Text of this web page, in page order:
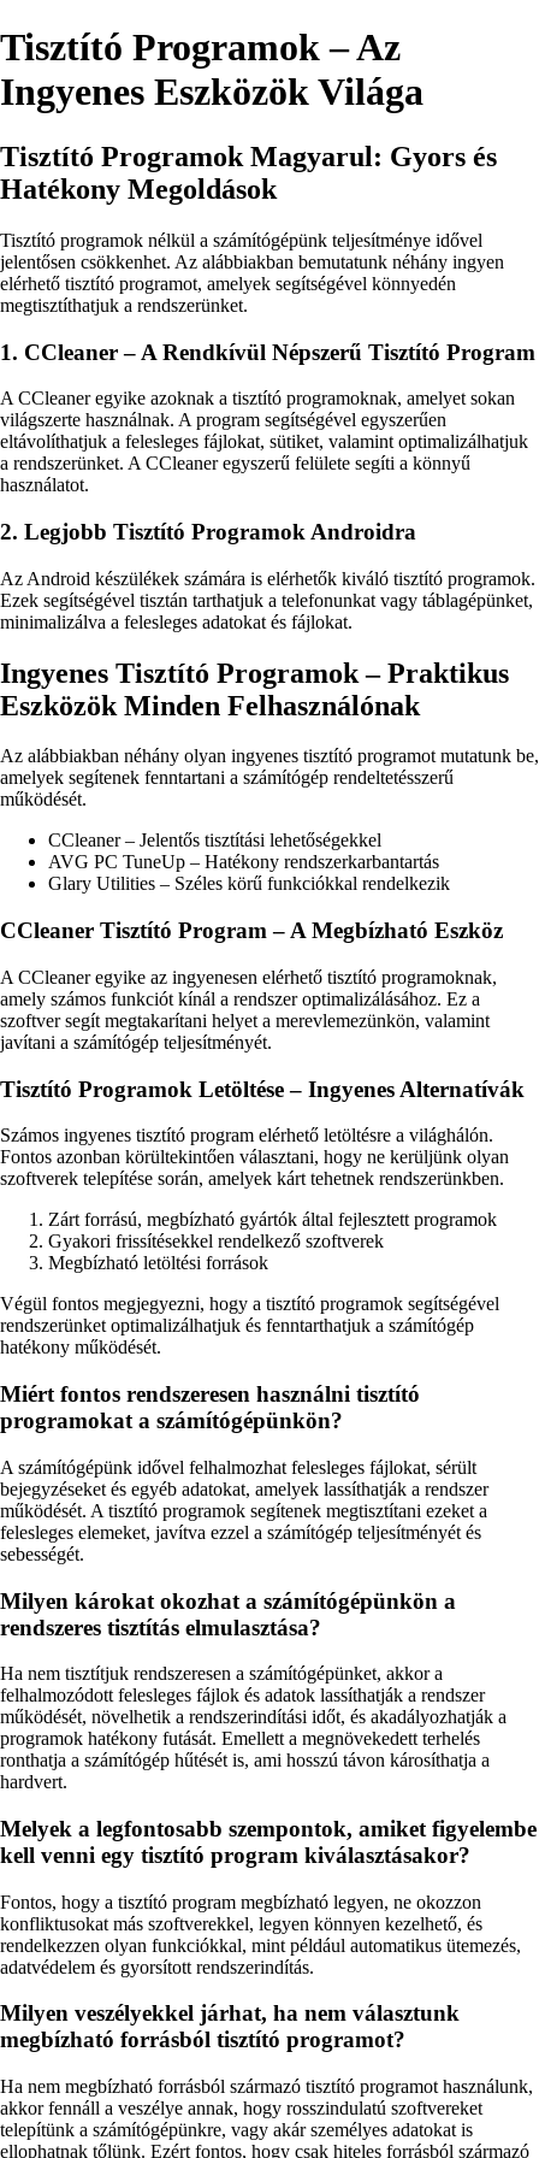
Tisztító Programok – Az
Ingyenes Eszközök Világa
Tisztító Programok Magyarul: Gyors és
Hatékony Megoldások
Tisztító programok nélkül a számítógépünk teljesítménye idővel
jelentősen csökkenhet. Az alábbiakban bemutatunk néhány ingyen
elérhető tisztító programot, amelyek segítségével könnyedén
megtisztíthatjuk a rendszerünket.
1. CCleaner – A Rendkívül Népszerű Tisztító Program
A CCleaner egyike azoknak a tisztító programoknak, amelyet sokan
világszerte használnak. A program segítségével egyszerűen
eltávolíthatjuk a felesleges fájlokat, sütiket, valamint optimalizálhatjuk
a rendszerünket. A CCleaner egyszerű felülete segíti a könnyű
használatot.
2. Legjobb Tisztító Programok Androidra
Az Android készülékek számára is elérhetők kiváló tisztító programok.
Ezek segítségével tisztán tarthatjuk a telefonunkat vagy táblagépünket,
minimalizálva a felesleges adatokat és fájlokat.
Ingyenes Tisztító Programok – Praktikus
Eszközök Minden Felhasználónak
Az alábbiakban néhány olyan ingyenes tisztító programot mutatunk be,
amelyek segítenek fenntartani a számítógép rendeltetésszerű
működését.
CCleaner – Jelentős tisztítási lehetőségekkel
AVG PC TuneUp – Hatékony rendszerkarbantartás
Glary Utilities – Széles körű funkciókkal rendelkezik
CCleaner Tisztító Program – A Megbízható Eszköz
A CCleaner egyike az ingyenesen elérhető tisztító programoknak,
amely számos funkciót kínál a rendszer optimalizálásához. Ez a
szoftver segít megtakarítani helyet a merevlemezünkön, valamint
javítani a számítógép teljesítményét.
Tisztító Programok Letöltése – Ingyenes Alternatívák
Számos ingyenes tisztító program elérhető letöltésre a világhálón.
Fontos azonban körültekintően választani, hogy ne kerüljünk olyan
szoftverek telepítése során, amelyek kárt tehetnek rendszerünkben.
Zárt forrású, megbízható gyártók által fejlesztett programok
Gyakori frissítésekkel rendelkező szoftverek
Megbízható letöltési források
Végül fontos megjegyezni, hogy a tisztító programok segítségével
rendszerünket optimalizálhatjuk és fenntarthatjuk a számítógép
hatékony működését.
Miért fontos rendszeresen használni tisztító
programokat a számítógépünkön?
A számítógépünk idővel felhalmozhat felesleges fájlokat, sérült
bejegyzéseket és egyéb adatokat, amelyek lassíthatják a rendszer
működését. A tisztító programok segítenek megtisztítani ezeket a
felesleges elemeket, javítva ezzel a számítógép teljesítményét és
sebességét.
Milyen károkat okozhat a számítógépünkön a
rendszeres tisztítás elmulasztása?
Ha nem tisztítjuk rendszeresen a számítógépünket, akkor a
felhalmozódott felesleges fájlok és adatok lassíthatják a rendszer
működését, növelhetik a rendszerindítási időt, és akadályozhatják a
programok hatékony futását. Emellett a megnövekedett terhelés
ronthatja a számítógép hűtését is, ami hosszú távon károsíthatja a
hardvert.
Melyek a legfontosabb szempontok, amiket figyelembe
kell venni egy tisztító program kiválasztásakor?
Fontos, hogy a tisztító program megbízható legyen, ne okozzon
konfliktusokat más szoftverekkel, legyen könnyen kezelhető, és
rendelkezzen olyan funkciókkal, mint például automatikus ütemezés,
adatvédelem és gyorsított rendszerindítás.
Milyen veszélyekkel járhat, ha nem választunk
megbízható forrásból tisztító programot?
Ha nem megbízható forrásból származó tisztító programot használunk,
akkor fennáll a veszélye annak, hogy rosszindulatú szoftvereket
telepítünk a számítógépünkre, vagy akár személyes adatokat is
ellophatnak tőlünk. Ezért fontos, hogy csak hiteles forrásból származó